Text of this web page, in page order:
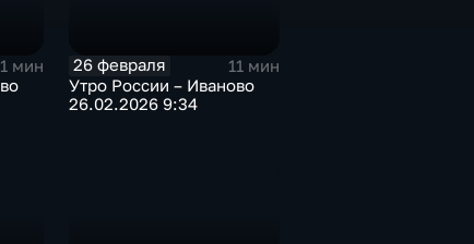
мин
26 февраля
11 мин
Утро России – Иваново
26.02.2026 9:34